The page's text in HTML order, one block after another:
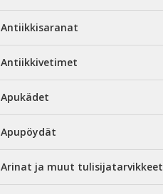
Antiikkisaranat
Antiikkivetimet
Apukädet
Apupöydät
Arinat ja muut tulisijatarvikkeet